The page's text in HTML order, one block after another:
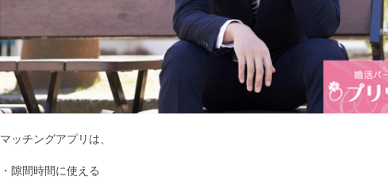
マッチングアプリは、
・隙間時間に使える